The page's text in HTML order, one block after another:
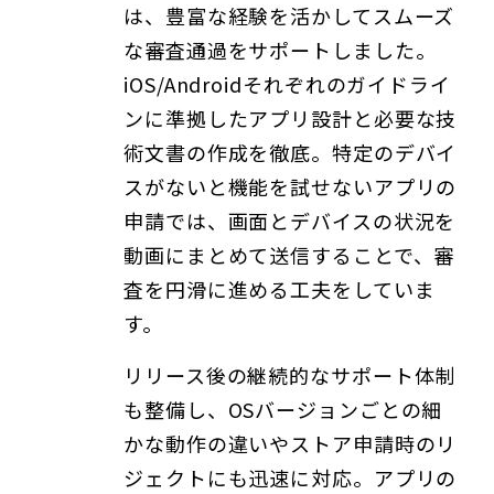
は、豊富な経験を活かしてスムーズ
な審査通過をサポートしました。
iOS/Androidそれぞれのガイドライ
ンに準拠したアプリ設計と必要な技
術文書の作成を徹底。特定のデバイ
スがないと機能を試せないアプリの
申請では、画面とデバイスの状況を
動画にまとめて送信することで、審
査を円滑に進める工夫をしていま
す。
リリース後の継続的なサポート体制
も整備し、OSバージョンごとの細
かな動作の違いやストア申請時のリ
ジェクトにも迅速に対応。アプリの